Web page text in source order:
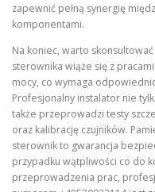
zapewnić pełną synergię
komponentami.
Na koniec, warto
sterownika wiąże się z
mocy, co wymaga
Profesjonalny instalator nie
także przeprowadzi testy
oraz kalibrację czujników.
sterownik to gwarancja
przypadku wątpliwości co do
przeprowadzenia prac,